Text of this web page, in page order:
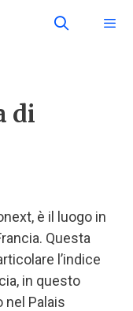
di
è il luogo in
Questa
l’indice
in questo
nel Palais